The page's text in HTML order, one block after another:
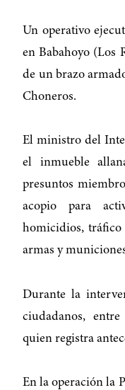
Un operativo
en Babahoyo (Los
de un brazo
Choneros.
El ministro del
el inmueble
presuntos
acopio para
homicidios, tráfico
armas y
Durante la
ciudadanos,
quien registra
En la operación la